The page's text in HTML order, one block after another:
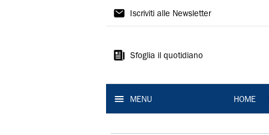
La
Ferrara
Iscriviti alle Newsletter
Sfoglia il quotidiano
MENU HOME